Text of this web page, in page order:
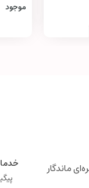
موجود
ماندگار